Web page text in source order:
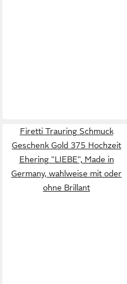
Firetti Trauring Schmuck
Geschenk Gold 375 Hochzeit
Ehering "LIEBE", Made in
Germany, wahlweise mit oder
ohne Brillant